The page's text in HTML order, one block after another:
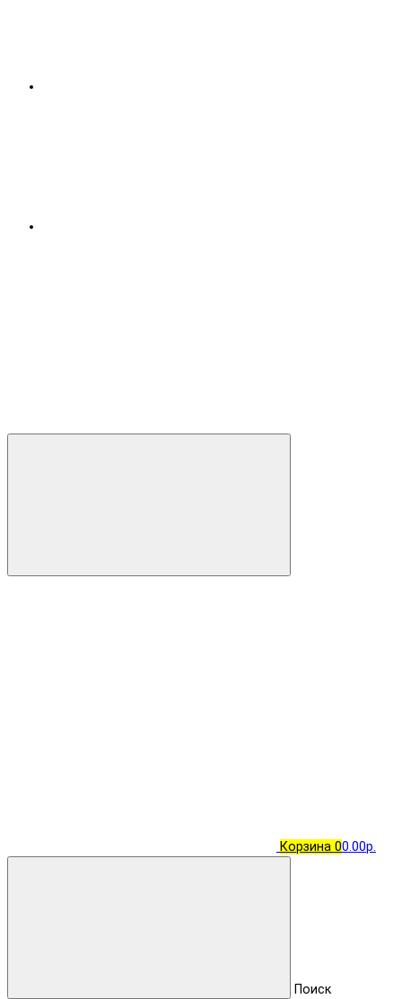
Корзина 00.00р.
Поиск